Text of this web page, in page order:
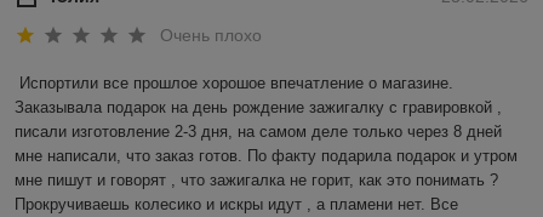
Очень плохо
Испортили все прошлое хорошое впечатление о магазине.
Заказывала подарок на день рождение зажигалку с гравировкой ,
писали изготовление 2-3 дня, на самом деле только через 8 дней
мне написали, что заказ готов. По факту подарила подарок и утром
мне пишут и говорят , что зажигалка не горит, как это понимать ?
Прокручиваешь колесико и искры идут , а пламени нет. Все